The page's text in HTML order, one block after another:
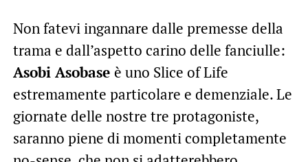
Non fatevi ingannare dalle premesse della
trama e dall’aspetto carino delle fanciulle:
Asobi Asobase è uno Slice of Life
estremamente particolare e demenziale. Le
giornate delle nostre tre protagoniste,
saranno piene di momenti completamente